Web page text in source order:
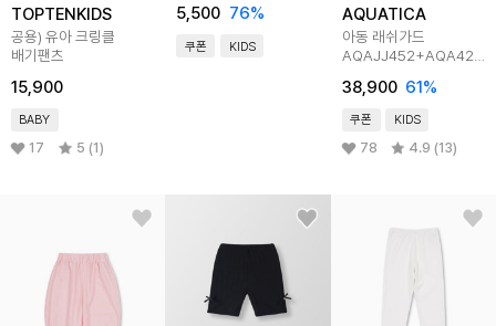
TOPTENKIDS
공용) 유아 크링클
배기팬츠
15,900
BABY
17 5 (1)
5,500 76%
쿠폰 KIDS
AQUATICA
아동 래쉬가드
AQAJJ452+AQA421
일반용수경5종세트
38,900 61%
쿠폰 KIDS
78 4.9 (13)